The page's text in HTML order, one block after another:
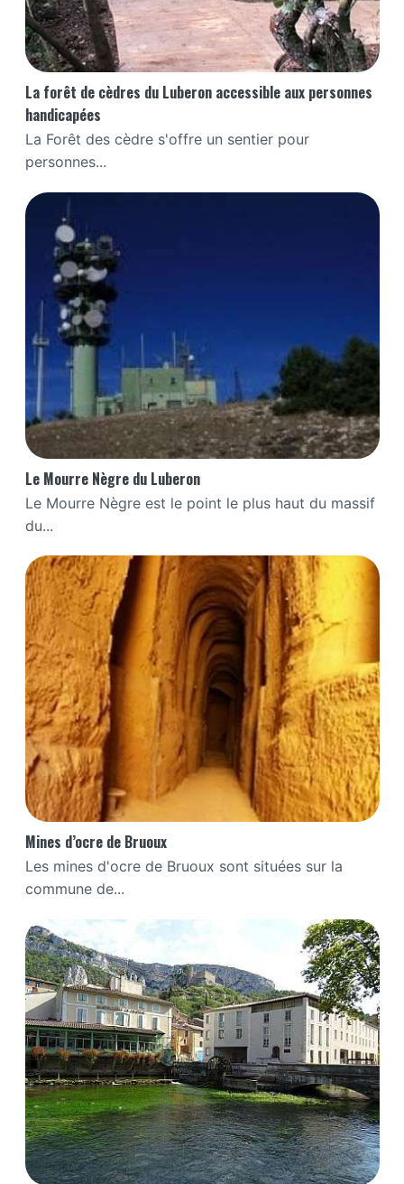
La forêt de cèdres du Luberon accessible aux personnes
handicapées
La Forêt des cèdre s'offre un sentier pour
personnes...
Le Mourre Nègre du Luberon
Le Mourre Nègre est le point le plus haut du massif
du...
Mines d’ocre de Bruoux
Les mines d'ocre de Bruoux sont situées sur la
commune de...